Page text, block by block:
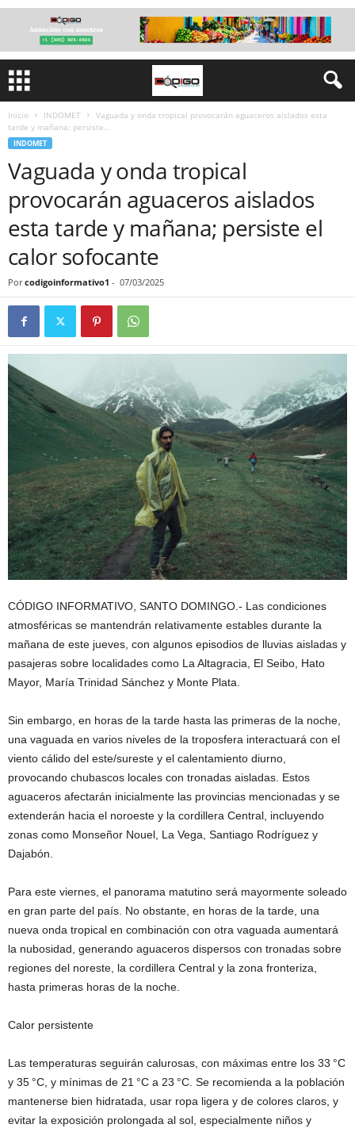
Inicio INDOMET
Vaguada y onda tropical provocarán aguaceros aislados esta
tarde y mañana; persiste...
INDOMET
Vaguada y onda tropical
provocarán aguaceros aislados
esta tarde y mañana; persiste el
calor sofocante
Por codigoinformativo1 - 07/03/2025
CÓDIGO INFORMATIVO, SANTO DOMINGO.- Las condiciones
atmosféricas se mantendrán relativamente estables durante la
mañana de este jueves, con algunos episodios de lluvias aisladas y
pasajeras sobre localidades como La Altagracia, El Seibo, Hato
Mayor, María Trinidad Sánchez y Monte Plata.
Sin embargo, en horas de la tarde hasta las primeras de la noche,
una vaguada en varios niveles de la troposfera interactuará con el
viento cálido del este/sureste y el calentamiento diurno,
provocando chubascos locales con tronadas aisladas. Estos
aguaceros afectarán inicialmente las provincias mencionadas y se
extenderán hacia el noroeste y la cordillera Central, incluyendo
zonas como Monseñor Nouel, La Vega, Santiago Rodríguez y
Dajabón.
Para este viernes, el panorama matutino será mayormente soleado
en gran parte del país. No obstante, en horas de la tarde, una
nueva onda tropical en combinación con otra vaguada aumentará
la nubosidad, generando aguaceros dispersos con tronadas sobre
regiones del noreste, la cordillera Central y la zona fronteriza,
hasta primeras horas de la noche.
Calor persistente
Las temperaturas seguirán calurosas, con máximas entre los 33 °C
y 35 °C, y mínimas de 21 °C a 23 °C. Se recomienda a la población
mantenerse bien hidratada, usar ropa ligera y de colores claros, y
evitar la exposición prolongada al sol, especialmente niños y